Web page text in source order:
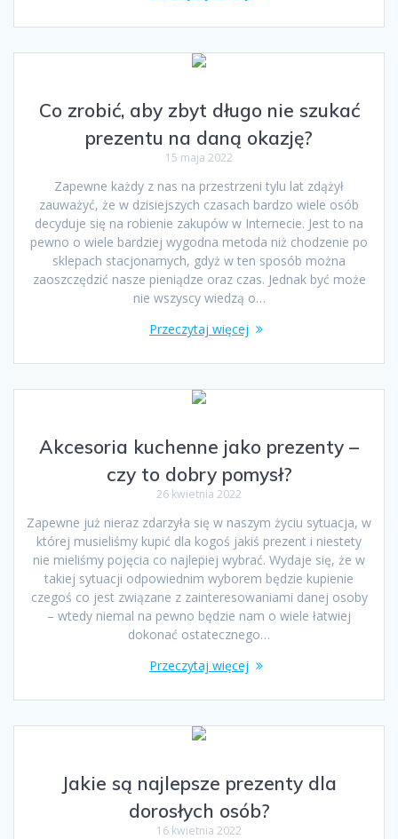
Co zrobić, aby zbyt długo nie szukać
prezentu na daną okazję?
15 maja 2022
Zapewne każdy z nas na przestrzeni tylu lat zdążył
zauważyć, że w dzisiejszych czasach bardzo wiele osób
decyduje się na robienie zakupów w Internecie. Jest to na
pewno o wiele bardziej wygodna metoda niż chodzenie po
sklepach stacjonarnych, gdyż w ten sposób można
zaoszczędzić nasze pieniądze oraz czas. Jednak być może
nie wszyscy wiedzą o…
Przeczytaj więcej
Akcesoria kuchenne jako prezenty –
czy to dobry pomysł?
26 kwietnia 2022
Zapewne już nieraz zdarzyła się w naszym życiu sytuacja, w
której musieliśmy kupić dla kogoś jakiś prezent i niestety
nie mieliśmy pojęcia co najlepiej wybrać. Wydaje się, że w
takiej sytuacji odpowiednim wyborem będzie kupienie
czegoś co jest związane z zainteresowaniami danej osoby
– wtedy niemal na pewno będzie nam o wiele łatwiej
dokonać ostatecznego…
Przeczytaj więcej
Jakie są najlepsze prezenty dla
dorosłych osób?
16 kwietnia 2022